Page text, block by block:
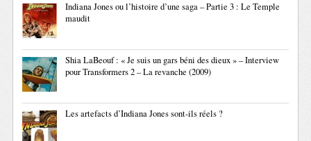
Indiana Jones ou l’histoire d’une saga – Partie 3 : Le Temple
maudit
Shia LaBeouf : « Je suis un gars béni des dieux » – Interview
pour Transformers 2 – La revanche (2009)
Les artefacts d’Indiana Jones sont-ils réels ?